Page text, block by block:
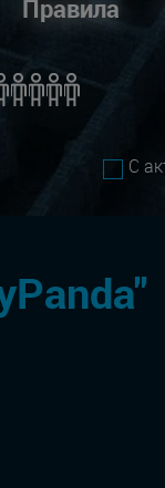
Правила
С